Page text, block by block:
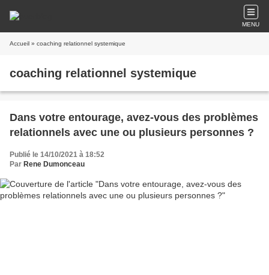
MENU
Accueil » coaching relationnel systemique
coaching relationnel systemique
Dans votre entourage, avez-vous des problèmes
relationnels avec une ou plusieurs personnes ?
Publié le 14/10/2021 à 18:52
Par Rene Dumonceau